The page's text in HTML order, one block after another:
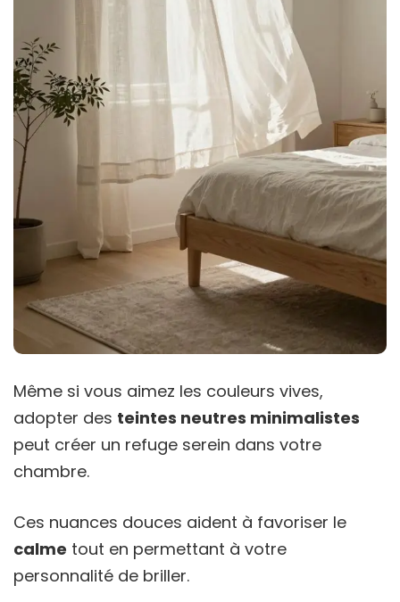
Même si vous aimez les couleurs vives,
adopter des teintes neutres minimalistes
peut créer un refuge serein dans votre
chambre.
Ces nuances douces aident à favoriser le
calme tout en permettant à votre
personnalité de briller.